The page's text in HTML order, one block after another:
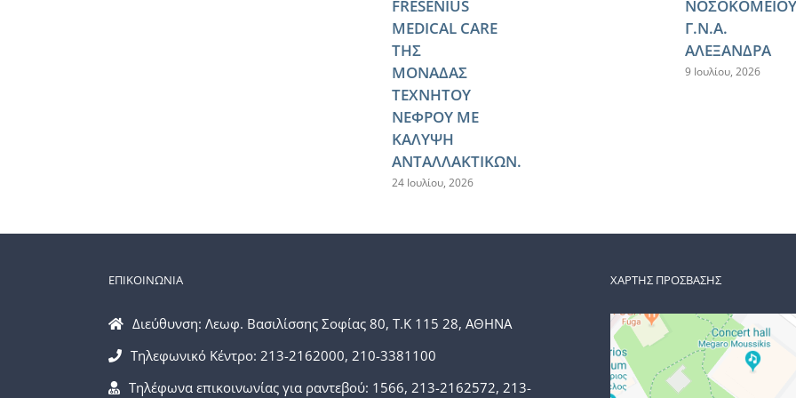
FRESENIUS
MEDICAL CARE
ΤΗΣ
ΜΟΝΑΔΑΣ
ΤΕΧΝΗΤΟΥ
ΝΕΦΡΟΥ ΜΕ
ΚΑΛΥΨΗ
ΑΝΤΑΛΛΑΚΤΙΚΩΝ.
24 Ιουλίου, 2026
ΝΟΣΟΚΟΜΕΙΟΥ
Γ.Ν.Α.
ΑΛΕΞΑΝΔΡΑ
9 Ιουλίου, 2026
ΕΠΙΚΟΙΝΩΝΙΑ
Διεύθυνση: Λεωφ. Βασιλίσσης Σοφίας 80, Τ.Κ 115 28, ΑΘΗΝΑ
Τηλεφωνικό Κέντρο: 213-2162000, 210-3381100
Τηλέφωνα επικοινωνίας για ραντεβού: 1566, 213-2162572, 213-
ΧΑΡΤΗΣ ΠΡΟΣΒΑΣΗΣ